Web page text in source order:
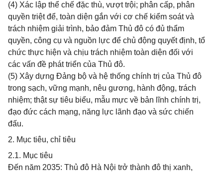
(4) Xác lập thể chế đặc thù, vượt trội; phân cấp, phân
quyền triệt để, toàn diện gắn với cơ chế kiểm soát và
trách nhiệm giải trình, bảo đảm Thủ đô có đủ thẩm
quyền, công cụ và nguồn lực để chủ động quyết định, tổ
chức thực hiện và chịu trách nhiệm toàn diện đối với
các vấn đề phát triển của Thủ đô.
(5) Xây dựng Đảng bộ và hệ thống chính trị của Thủ đô
trong sạch, vững mạnh, nêu gương, hành động, trách
nhiệm; thật sự tiêu biểu, mẫu mực về bản lĩnh chính trị,
đạo đức cách mạng, năng lực lãnh đạo và sức chiến
đấu.
2. Mục tiêu, chỉ tiêu
2.1. Mục tiêu
Đến năm 2035: Thủ đô Hà Nội trở thành đô thị xanh,